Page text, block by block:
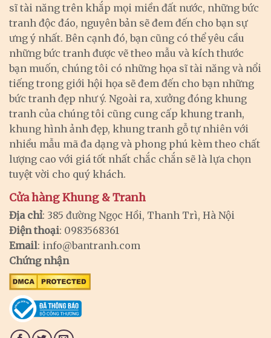
sĩ tài năng trên khắp mọi miền đất nước, những bức
tranh độc đáo, nguyên bản sẽ đem đến cho bạn sự
ưng ý nhất. Bên cạnh đó, bạn cũng có thể yêu cầu
những bức tranh được vẽ theo mẫu và kích thước
bạn muốn, chúng tôi có những họa sĩ tài năng và nổi
tiếng trong giới hội họa sẽ đem đến cho bạn những
bức tranh đẹp như ý. Ngoài ra, xưởng đóng khung
tranh của chúng tôi cũng cung cấp khung tranh,
khung hình ảnh đẹp, khung tranh gỗ tự nhiên với
nhiều mẫu mã đa dạng và phong phú kèm theo chất
lượng cao với giá tốt nhất chắc chắn sẽ là lựa chọn
tuyệt vời cho quý khách.
Cửa hàng Khung & Tranh
Địa chỉ: 385 đường Ngọc Hồi, Thanh Trì, Hà Nội
Điện thoại: 0983568361
Email: info@bantranh.com
Chứng nhận